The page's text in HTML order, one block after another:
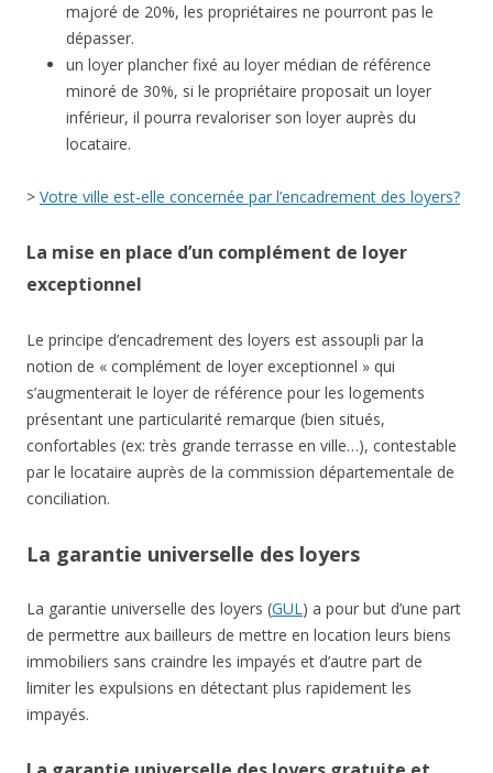
majoré de 20%, les propriétaires ne pourront pas le
dépasser.
un loyer plancher fixé au loyer médian de référence
minoré de 30%, si le propriétaire proposait un loyer
inférieur, il pourra revaloriser son loyer auprès du
locataire.
> Votre ville est-elle concernée par l’encadrement des loyers?
La mise en place d’un complément de loyer
exceptionnel
Le principe d’encadrement des loyers est assoupli par la
notion de « complément de loyer exceptionnel » qui
s’augmenterait le loyer de référence pour les logements
présentant une particularité remarque (bien situés,
confortables (ex: très grande terrasse en ville…), contestable
par le locataire auprès de la commission départementale de
conciliation.
La garantie universelle des loyers
La garantie universelle des loyers (GUL) a pour but d’une part
de permettre aux bailleurs de mettre en location leurs biens
immobiliers sans craindre les impayés et d’autre part de
limiter les expulsions en détectant plus rapidement les
impayés.